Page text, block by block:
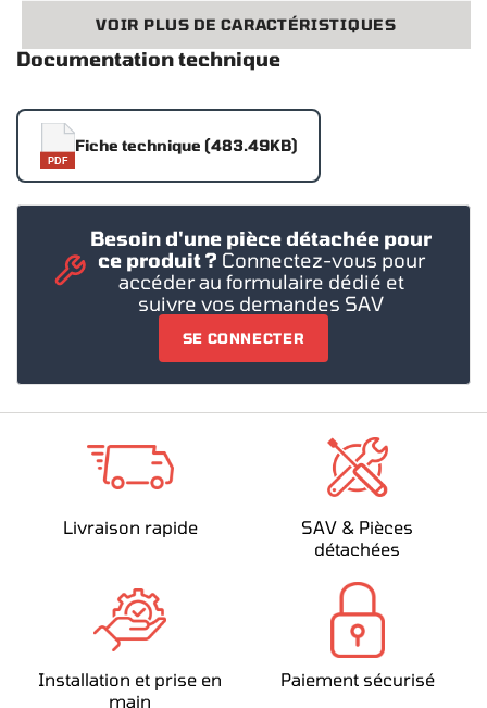
VOIR PLUS DE CARACTÉRISTIQUES
Documentation technique
PDF
Fiche technique (483.49KB)
Besoin d'une pièce détachée pour
ce produit ? Connectez-vous pour
accéder au formulaire dédié et
suivre vos demandes SAV
SE CONNECTER
Livraison rapide
SAV & Pièces
détachées
Installation et prise en
main
Paiement sécurisé